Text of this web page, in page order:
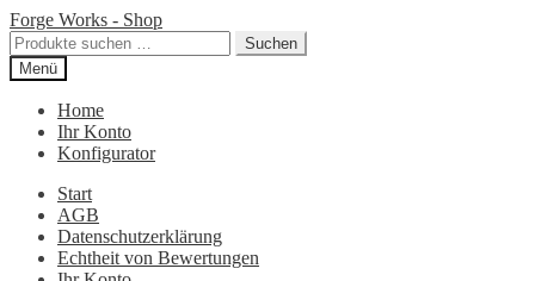
Zur
Navigation
springen
Zum
Inhalt
springen
Forge Works - Shop
Suchen
nach:
Suchen
Menü
Home
Ihr Konto
Konfigurator
Start
AGB
Datenschutzerklärung
Echtheit von Bewertungen